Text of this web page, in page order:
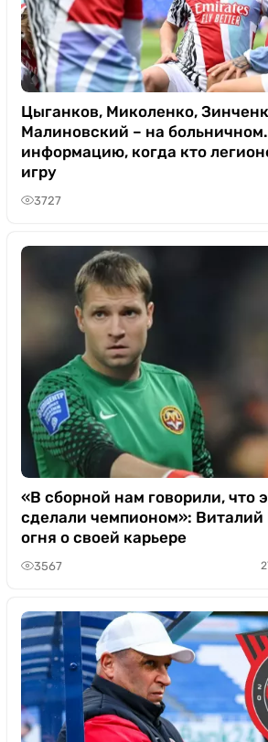
Цыганков, Миколенко,
Малиновский – на
информацию, когда кто
игру
3727
«В сборной нам говорили, что
сделали чемпионом»: Виталий
огня о своей карьере
3567